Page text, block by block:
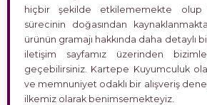
hiçbir şekilde etkilememekte
sürecinin doğasından
ürünün gramajı hakkında daha detaylı
iletişim sayfamız üzerinden
geçebilirsiniz. Kartepe Kuyumculuk
ve memnuniyet odaklı bir alışveriş
ilkemiz olarak benimsemekteyiz.